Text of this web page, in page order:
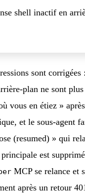
shell inactif en
sont corrigées
plan ne sont
vous en étiez »
et le sous-agent
(resumed) » qui
est
MCP se relance et
après un retour